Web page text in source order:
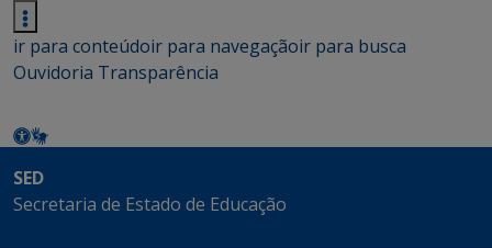
ir para conteúdoir para navegaçãoir para busca
Ouvidoria Transparência
SED
Secretaria de Estado de Educação